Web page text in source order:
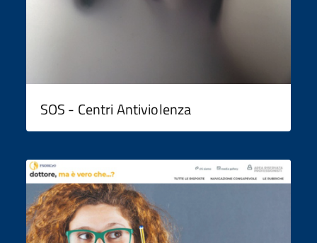
SOS - Centri Antiviolenza